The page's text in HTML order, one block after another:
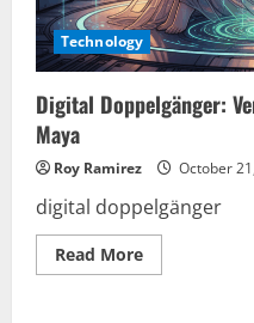
Technology
Digital Doppelgänger:
Maya
Roy Ramirez October
digital doppelgänger
Read MoreRead
more